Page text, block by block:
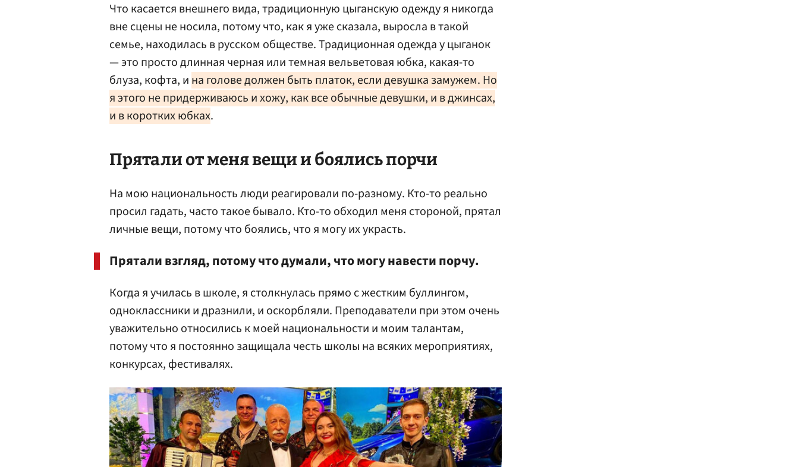
Что касается внешнего вида, традиционную цыганскую одежду я никогда
вне сцены не носила, потому что, как я уже сказала, выросла в такой
семье, находилась в русском обществе. Традиционная одежда у цыганок
— это просто длинная черная или темная вельветовая юбка, какая-то
блуза, кофта, и на голове должен быть платок, если девушка замужем. Но
я этого не придерживаюсь и хожу, как все обычные девушки, и в джинсах,
и в коротких юбках.
Прятали от меня вещи и боялись порчи
На мою национальность люди реагировали по-разному. Кто-то реально
просил гадать, часто такое бывало. Кто-то обходил меня стороной, прятал
личные вещи, потому что боялись, что я могу их украсть.
Прятали взгляд, потому что думали, что могу навести порчу.
Когда я училась в школе, я столкнулась прямо с жестким буллингом,
одноклассники и дразнили, и оскорбляли. Преподаватели при этом очень
уважительно относились к моей национальности и моим талантам,
потому что я постоянно защищала честь школы на всяких мероприятиях,
конкурсах, фестивалях.